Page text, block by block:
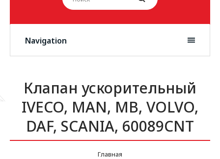
Navigation
Клапан ускорительный
IVECO, MAN, MB, VOLVO,
DAF, SCANIA, 60089CNT
Главная